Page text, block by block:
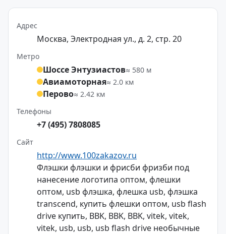
Адрес
Москва, Электродная ул., д. 2, стр. 20
Метро
Шоссе Энтузиастов≈ 580 м
Авиамоторная≈ 2.0 км
Перово≈ 2.42 км
Телефоны
+7 (495) 7808085
Сайт
http://www.100zakazov.ru
Флэшки флэшки и фрисби фризби под
нанесение логотипа оптом, флешки
оптом, usb флэшка, флешка usb, флэшка
transcend, купить флешки оптом, usb flash
drive купить, BBK, BBK, BBK, vitek, vitek,
vitek, usb, usb, usb flash drive необычные